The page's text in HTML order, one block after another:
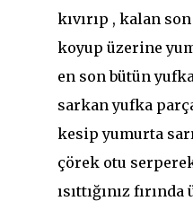
kıvırıp , kalan
koyup üzerine
en son bütün
sarkan yufka
kesip yumurta
çörek otu
ısıttığınız